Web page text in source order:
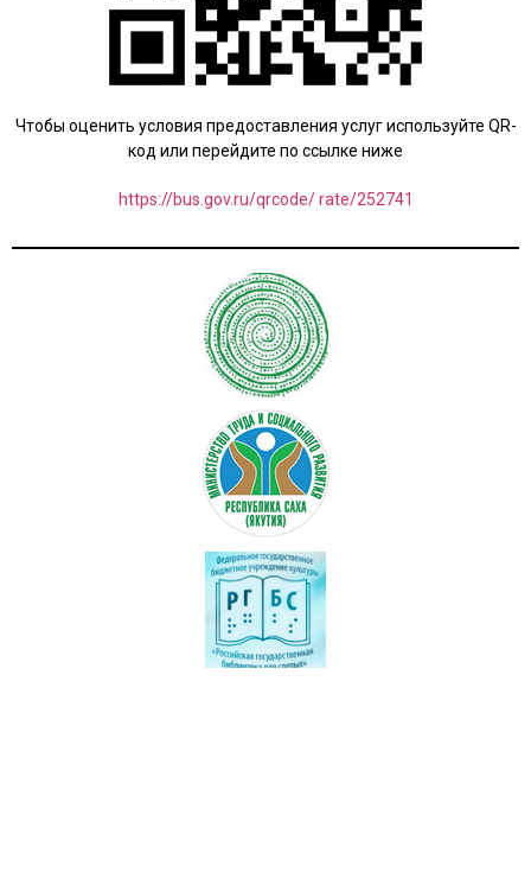
Чтобы оценить условия предоставления услуг используйте QR-
код или перейдите по ссылке ниже
https://bus.gov.ru/qrcode/ rate/252741